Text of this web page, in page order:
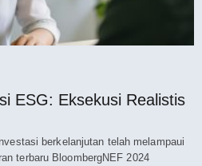
ESG: Eksekusi Realistis
berkelanjutan telah melampaui
terbaru BloombergNEF 2024